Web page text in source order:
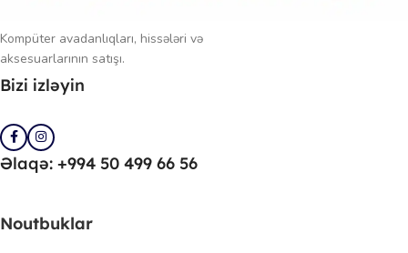
Kompüter avadanlıqları, hissələri və
aksesuarlarının satışı.
Bizi izləyin
Əlaqə: +994 50 499 66 56
Noutbuklar